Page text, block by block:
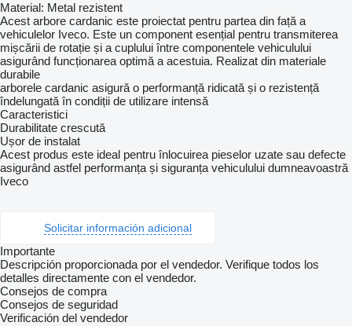
Material: Metal rezistent
Acest arbore cardanic este proiectat pentru partea din față a
vehiculelor Iveco. Este un component esențial pentru transmiterea
mișcării de rotație și a cuplului între componentele vehiculului
asigurând funcționarea optimă a acestuia. Realizat din materiale
durabile
arborele cardanic asigură o performanță ridicată și o rezistență
îndelungată în condiții de utilizare intensă
Caracteristici
Durabilitate crescută
Ușor de instalat
Acest produs este ideal pentru înlocuirea pieselor uzate sau defecte
asigurând astfel performanța și siguranța vehiculului dumneavoastră
Iveco
Solicitar información adicional
Importante
Descripción proporcionada por el vendedor. Verifique todos los
detalles directamente con el vendedor.
Consejos de compra
Consejos de seguridad
Verificación del vendedor